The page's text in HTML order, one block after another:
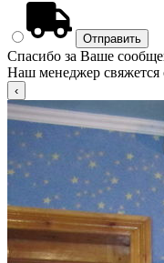
Спасибо за Ваше
Наш менеджер